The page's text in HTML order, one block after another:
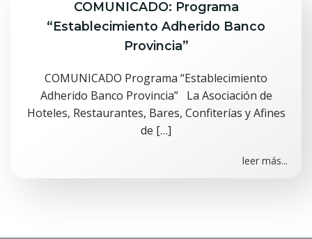
COMUNICADO: Programa
“Establecimiento Adherido Banco
Provincia”
COMUNICADO Programa “Establecimiento
Adherido Banco Provincia” La Asociación de
Hoteles, Restaurantes, Bares, Confiterías y Afines
de […]
leer más...